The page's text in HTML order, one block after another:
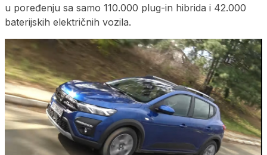
u poređenju sa samo 110.000 plug-in hibrida i 42.000
baterijskih električnih vozila.